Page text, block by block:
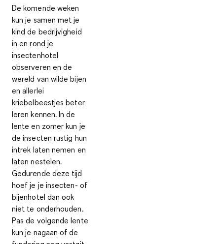
De komende weken
kun je samen met je
kind de bedrijvigheid
in en rond je
insectenhotel
observeren en de
wereld van wilde bijen
en allerlei
kriebelbeestjes beter
leren kennen. In de
lente en zomer kun je
de insecten rustig hun
intrek laten nemen en
laten nestelen.
Gedurende deze tijd
hoef je je insecten- of
bijenhotel dan ook
niet te onderhouden.
Pas de volgende lente
kun je nagaan of de